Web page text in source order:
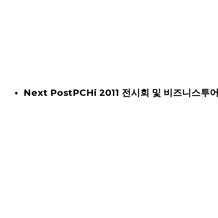
Next PostPCHi 2011 전시회 및 비즈니스투